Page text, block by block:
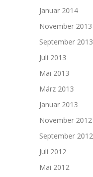
Januar 2014
November 2013
September 2013
Juli 2013
Mai 2013
März 2013
Januar 2013
November 2012
September 2012
Juli 2012
Mai 2012